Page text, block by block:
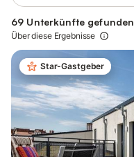
69 Unterkünfte gefunden
Über diese Ergebnisse
Star-Gastgeber